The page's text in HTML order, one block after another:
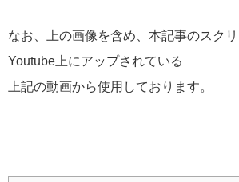
なお、上の画像を含め、本記事のスク
Youtube上にアップされている
上記の動画から使用しております。